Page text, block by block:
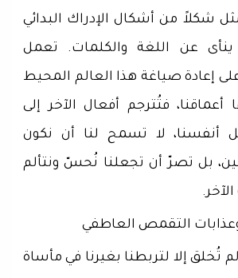
شكلاً من أشكال الإدراك البدائي
ينأى عن اللغة والكلمات. تعمل
على إعادة صياغة هذا العالم المحيط
أعماقنا، فتُترجم أفعال الآخر إلى
أنفسنا، لا تسمح لنا أن نكون
بل تصرّ أن تجعلنا نُحسّ ونتألم
وعذابات التقمص العاطفي
تُخلق إلا لتربطنا بغيرنا في مأساة